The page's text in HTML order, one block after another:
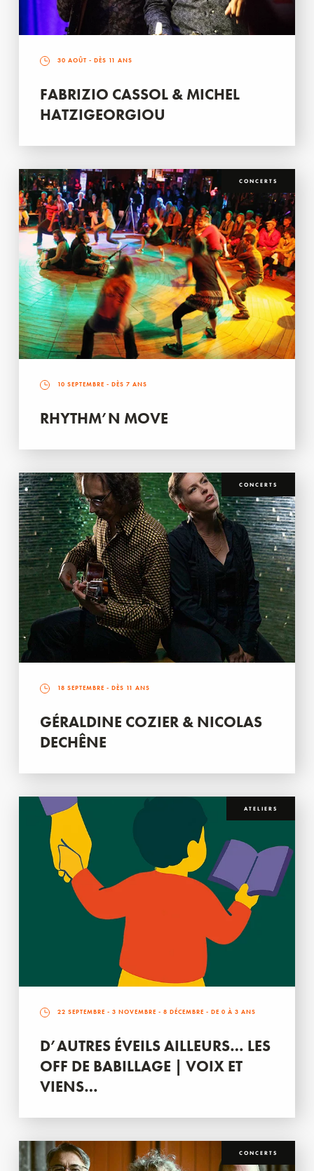
30 AOÛT - DÈS 11 ANS
FABRIZIO CASSOL & MICHEL
HATZIGEORGIOU
CONCERTS
10 SEPTEMBRE - DÈS 7 ANS
RHYTHM’N MOVE
CONCERTS
18 SEPTEMBRE - DÈS 11 ANS
GÉRALDINE COZIER & NICOLAS
DECHÊNE
ATELIERS
22 SEPTEMBRE - 3 NOVEMBRE - 8 DÉCEMBRE - DE 0 À 3 ANS
D’AUTRES ÉVEILS AILLEURS… LES
OFF DE BABILLAGE | VOIX ET
VIENS…
CONCERTS